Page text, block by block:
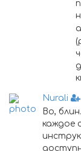
Nurali
Во,
каждое